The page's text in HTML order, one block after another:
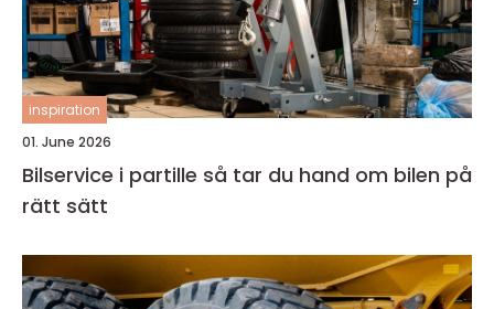
inspiration
01. June 2026
Bilservice i partille så tar du hand om bilen på
rätt sätt